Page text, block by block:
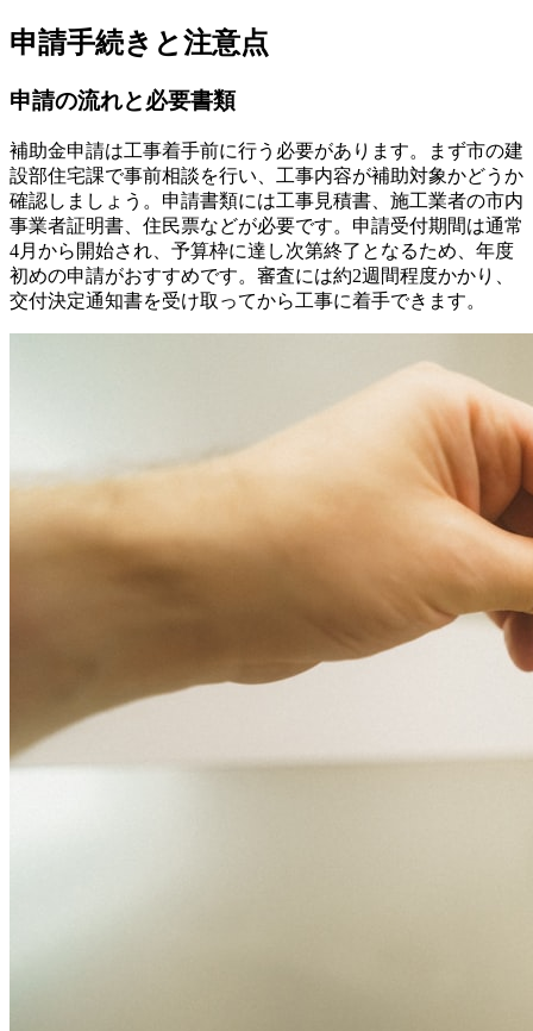
申請手続きと注意点
申請の流れと必要書類
補助金申請は工事着手前に行う必要があります。まず市の建
設部住宅課で事前相談を行い、工事内容が補助対象かどうか
確認しましょう。申請書類には工事見積書、施工業者の市内
事業者証明書、住民票などが必要です。申請受付期間は通常
4月から開始され、予算枠に達し次第終了となるため、年度
初めの申請がおすすめです。審査には約2週間程度かかり、
交付決定通知書を受け取ってから工事に着手できます。